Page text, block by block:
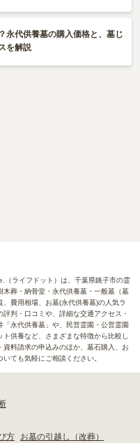
永代供養墓の購入価格と、墓じ
を解説
（ライフドット）は、千葉県銚子市の霊
葬・納骨堂・永代供養墓・一般墓（墓
費用相場、お墓(永代供養墓)の人気ラ
判・口コミや、詳細な交通アクセス・
永代供養墓」や、民営霊園・公営霊園
供養など、さまざまな特徴から比較し
料請求の申込みのほか、墓石購入、お
ても気軽にご相談ください。
方
お墓の引越し（改葬）